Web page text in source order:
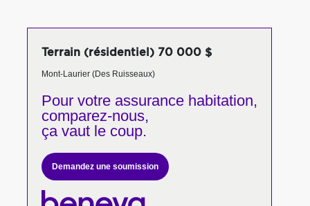
Terrain (résidentiel) 70 000 $
Mont-Laurier (Des Ruisseaux)
Pour votreassurance habitation,
comparez-nous,
ça vaut le coup.
Demandez une soumission